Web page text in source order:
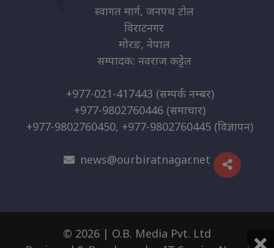
स्वागत मार्ग, जनपथ टोल
विराटनगर
मोरङ, नेपाल
सम्पादक: नवराज कट्टेल
+977-021-417443 (सम्पर्क नम्बर)
+977-9802760446 (समाचार)
+977-9802760450, +977-9802760445 (विज्ञापन)
news@ourbiratnagar.net
© 2026 | O.B. Media Pvt. Ltd